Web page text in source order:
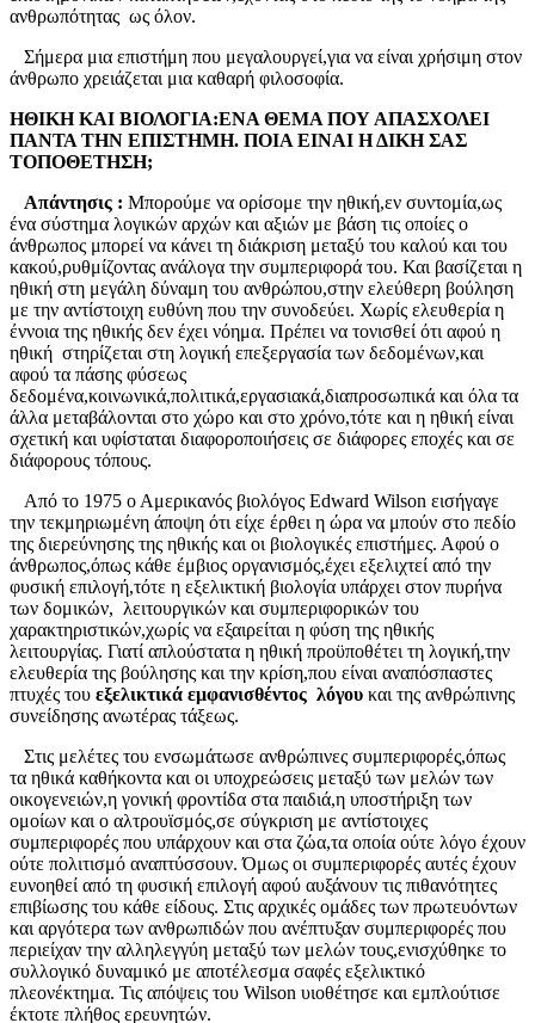
ανθρωπότητας ως όλον.
Σήμερα μια επιστήμη που μεγαλουργεί,για να είναι χρήσιμη στον
άνθρωπο χρειάζεται μια καθαρή φιλοσοφία.
ΗΘΙΚΗ ΚΑΙ ΒΙΟΛΟΓΙΑ:ΕΝΑ ΘΕΜΑ ΠΟΥ ΑΠΑΣΧΟΛΕΙ
ΠΑΝΤΑ ΤΗΝ ΕΠΙΣΤΗΜΗ. ΠΟΙΑ ΕΙΝΑΙ Η ΔΙΚΗ ΣΑΣ
ΤΟΠΟΘΕΤΗΣΗ;
Απάντησις : Μπορούμε να ορίσομε την ηθική,εν συντομία,ως
ένα σύστημα λογικών αρχών και αξιών με βάση τις οποίες ο
άνθρωπος μπορεί να κάνει τη διάκριση μεταξύ του καλού και του
κακού,ρυθμίζοντας ανάλογα την συμπεριφορά του. Και βασίζεται η
ηθική στη μεγάλη δύναμη του ανθρώπου,στην ελεύθερη βούληση
με την αντίστοιχη ευθύνη που την συνοδεύει. Χωρίς ελευθερία η
έννοια της ηθικής δεν έχει νόημα. Πρέπει να τονισθεί ότι αφού η
ηθική στηρίζεται στη λογική επεξεργασία των δεδομένων,και
αφού τα πάσης φύσεως
δεδομένα,κοινωνικά,πολιτικά,εργασιακά,διαπροσωπικά και όλα τα
άλλα μεταβάλονται στο χώρο και στο χρόνο,τότε και η ηθική είναι
σχετική και υφίσταται διαφοροποιήσεις σε διάφορες εποχές και σε
διάφορους τόπους.
Από το 1975 ο Αμερικανός βιολόγος Edward Wilson εισήγαγε
την τεκμηριωμένη άποψη ότι είχε έρθει η ώρα να μπούν στο πεδίο
της διερεύνησης της ηθικής και οι βιολογικές επιστήμες. Αφού ο
άνθρωπος,όπως κάθε έμβιος οργανισμός,έχει εξελιχτεί από την
φυσική επιλογή,τότε η εξελικτική βιολογία υπάρχει στον πυρήνα
των δομικών, λειτουργικών και συμπεριφορικών του
χαρακτηριστικών,χωρίς να εξαιρείται η φύση της ηθικής
λειτουργίας. Γιατί απλούστατα η ηθική προϋποθέτει τη λογική,την
ελευθερία της βούλησης και την κρίση,που είναι αναπόσπαστες
πτυχές του εξελικτικά εμφανισθέντος λόγου και της ανθρώπινης
συνείδησης ανωτέρας τάξεως.
Στις μελέτες του ενσωμάτωσε ανθρώπινες συμπεριφορές,όπως
τα ηθικά καθήκοντα και οι υποχρεώσεις μεταξύ των μελών των
οικογενειών,η γονική φροντίδα στα παιδιά,η υποστήριξη των
ομοίων και ο αλτρουϊσμός,σε σύγκριση με αντίστοιχες
συμπεριφορές που υπάρχουν και στα ζώα,τα οποία ούτε λόγο έχουν
ούτε πολιτισμό αναπτύσσουν. Όμως οι συμπεριφορές αυτές έχουν
ευνοηθεί από τη φυσική επιλογή αφού αυξάνουν τις πιθανότητες
επιβίωσης του κάθε είδους. Στις αρχικές ομάδες των πρωτευόντων
και αργότερα των ανθρωπιδών που ανέπτυξαν συμπεριφορές που
περιείχαν την αλληλεγγύη μεταξύ των μελών τους,ενισχύθηκε το
συλλογικό δυναμικό με αποτέλεσμα σαφές εξελικτικό
πλεονέκτημα. Τις απόψεις του Wilson υιοθέτησε και εμπλούτισε
έκτοτε πλήθος ερευνητών.